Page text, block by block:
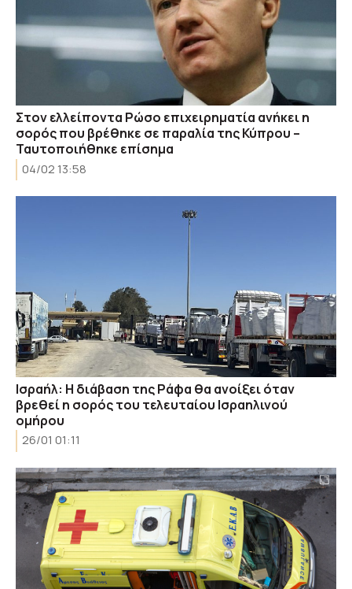
Στον ελλείποντα Ρώσο επιχειρηματία ανήκει η
σορός που βρέθηκε σε παραλία της Κύπρου –
Ταυτοποιήθηκε επίσημα
04/02 13:58
Ισραήλ: Η διάβαση της Ράφα θα ανοίξει όταν
βρεθεί η σορός του τελευταίου Ισραηλινού
ομήρου
26/01 01:11